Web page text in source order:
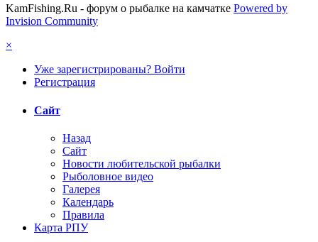
KamFishing.Ru - форум о рыбалке на камчатке Powered by
Invision Community
×
Уже зарегистрированы? Войти
Регистрация
Сайт
Назад
Сайт
Новости любительской рыбалки
Рыболовное видео
Галерея
Календарь
Правила
Карта РПУ